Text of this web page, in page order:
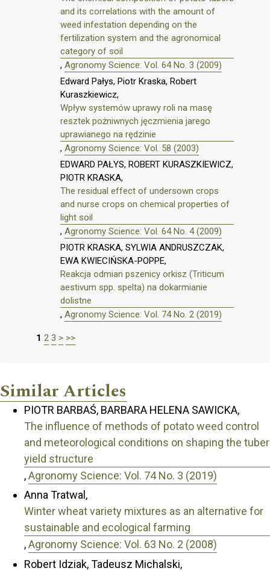
and its correlations with the amount of
weed infestation depending on the
fertilization system and the agronomical
category of soil
, Agronomy Science: Vol. 64 No. 3 (2009)
Edward Pałys, Piotr Kraska, Robert
Kuraszkiewicz,
Wpływ systemów uprawy roli na masę
resztek pożniwnych jęczmienia jarego
uprawianego na rędzinie
, Agronomy Science: Vol. 58 (2003)
EDWARD PAŁYS, ROBERT KURASZKIEWICZ,
PIOTR KRASKA,
The residual effect of undersown crops
and nurse crops on chemical properties of
light soil
, Agronomy Science: Vol. 64 No. 4 (2009)
PIOTR KRASKA, SYLWIA ANDRUSZCZAK,
EWA KWIECIŃSKA-POPPE,
Reakcja odmian pszenicy orkisz (Triticum
aestivum spp. spelta) na dokarmianie
dolistne
, Agronomy Science: Vol. 74 No. 2 (2019)
1 2 3 > >>
Similar Articles
PIOTR BARBAŚ, BARBARA HELENA SAWICKA,
The influence of methods of potato weed control
and meteorological conditions on shaping the tuber
yield structure
,Agronomy Science: Vol. 74 No. 3 (2019)
Anna Tratwal,
Winter wheat variety mixtures as an alternative for
sustainable and ecological farming
,Agronomy Science: Vol. 63 No. 2 (2008)
Robert Idziak, Tadeusz Michalski,